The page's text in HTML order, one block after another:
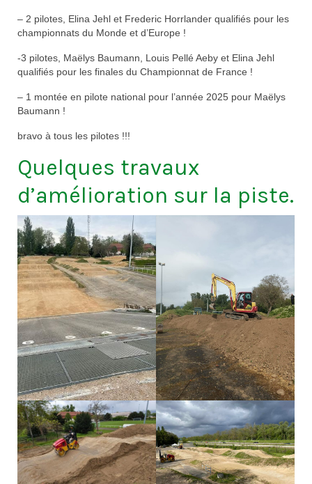
Plan d’entraînement 2026
VTT
Team Hase
Nos organisations de la saison
BMX
– 2 pilotes, Elina Jehl et Frederic Horrlander qualifiés pour les
championnats du Monde et d’Europe !
-3 pilotes, Maëlys Baumann, Louis Pellé Aeby et Elina Jehl
qualifiés pour les finales du Championnat de France !
– 1 montée en pilote national pour l’année 2025 pour Maëlys
Baumann !
bravo à tous les pilotes !!!
Quelques travaux
d’amélioration sur la piste.